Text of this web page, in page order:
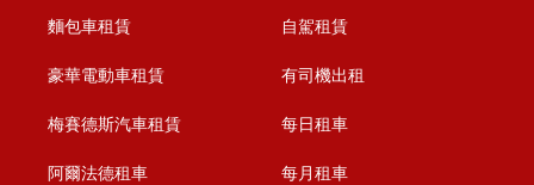
麵包車租賃
豪華電動車租賃
梅賽德斯汽車租賃
阿爾法德租車
自駕租賃
有司機出租
每日租車
每月租車